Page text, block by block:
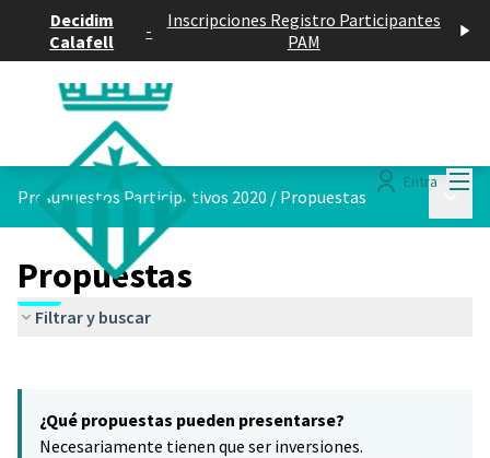
Decidim
Calafell
-
Inscripciones Registro Participantes
PAM
Entra
Presupuestos Participativos 2020 / Propuestas
Propuestas
Filtrar y buscar
−
¿Qué propuestas pueden presentarse?
Necesariamente tienen que ser inversiones.